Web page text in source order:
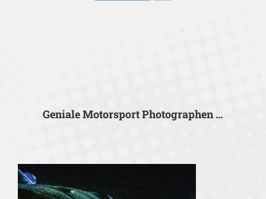
Geniale Motorsport Photographen …